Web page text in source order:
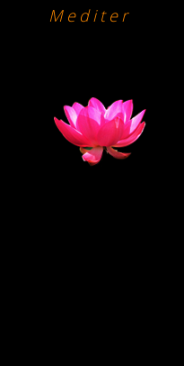
Mediter